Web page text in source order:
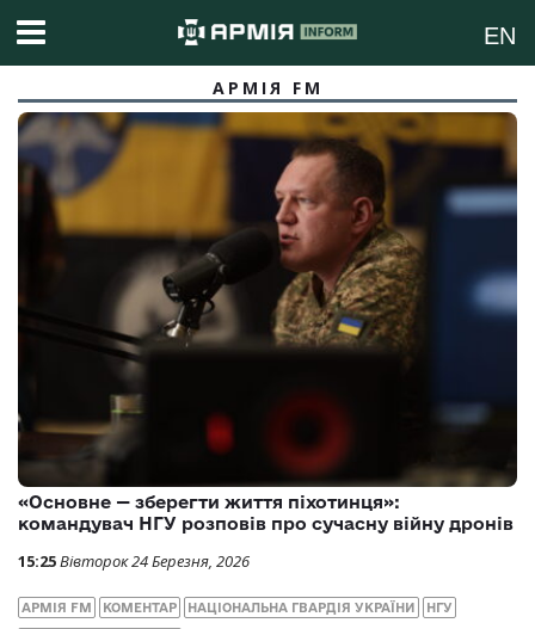
EN
АРМІЯ FM
«Основне — зберегти життя піхотинця»:
командувач НГУ розповів про сучасну війну дронів
15:25Вівторок 24 Березня, 2026
АРМІЯ FM КОМЕНТАР НАЦІОНАЛЬНА ГВАРДІЯ УКРАЇНИ НГУ